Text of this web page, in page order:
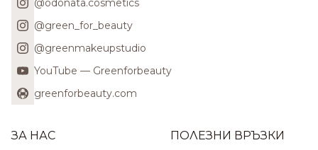
@odonata.cosmetics
@green_for_beauty
@greenmakeupstudio
YouTube — Greenforbeauty
greenforbeauty.com
ЗА НАС ПОЛЕЗНИ ВРЪЗКИ